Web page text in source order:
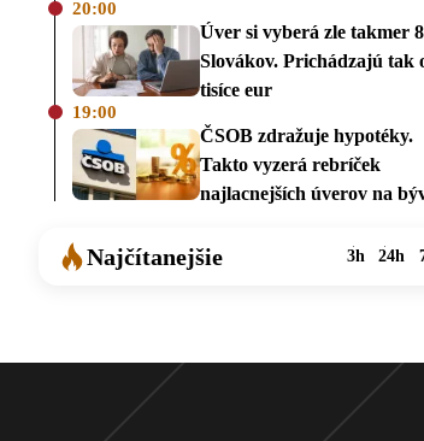
20:00
Úver si vyberá zle takmer
Slovákov. Prichádzajú tak
tisíce eur
19:00
ČSOB zdražuje hypotéky.
Takto vyzerá rebríček
najlacnejších úverov na
Najčítanejšie 3h 24h